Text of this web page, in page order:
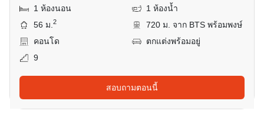
1 ห้องนอน
1 ห้องน้ำ
56 ม.2
720 ม. จาก BTS พร้อมพงษ์
คอนโด
ตกแต่งพร้อมอยู่
9
สอบถามตอนนี้